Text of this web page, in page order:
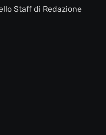
Staff di Redazione